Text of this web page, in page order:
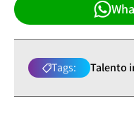
Tags: Talento